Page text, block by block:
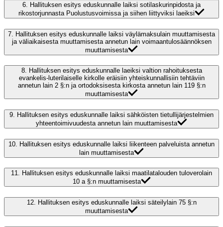
6.
Hallituksen esitys eduskunnalle laiksi sotilaskurinpidosta ja
rikostorjunnasta Puolustusvoimissa ja siihen liittyviksi laeiksi
7. Hallituksen esitys eduskunnalle laiksi väylämaksulain muuttamisesta
ja väliaikaisesta muuttamisesta annetun lain voimaantulosäännöksen
muuttamisesta
8. Hallituksen esitys eduskunnalle laeiksi valtion rahoituksesta
evankelis-luterilaiselle kirkolle eräisiin yhteiskunnallisiin tehtäviin
annetun lain 2 §:n ja ortodoksisesta kirkosta annetun lain 119 §:n
muuttamisesta
9. Hallituksen esitys eduskunnalle laiksi sähköisten tietullijärjestelmien
yhteentoimivuudesta annetun lain muuttamisesta
10.
Hallituksen esitys eduskunnalle laiksi liikenteen palveluista annetun
lain muuttamisesta
11. Hallituksen esitys eduskunnalle laiksi maatilatalouden tuloverolain
10 a §:n muuttamisesta
12. Hallituksen esitys eduskunnalle laiksi säteilylain 75 §:n
muuttamisesta